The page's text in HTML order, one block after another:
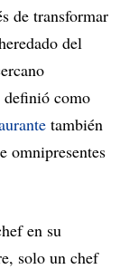
de transformar
del
definió como
también
omnipresentes
en su
solo un chef